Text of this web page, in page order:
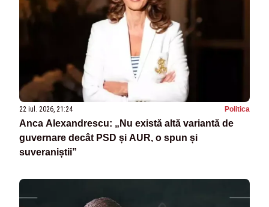
22 iul. 2026, 21:24 Politica
Anca Alexandrescu: „Nu există altă variantă de
guvernare decât PSD și AUR, o spun și
suveraniștii”